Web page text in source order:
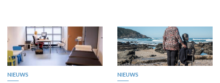
Premium
NIEUWS
Premium
NIEUWS